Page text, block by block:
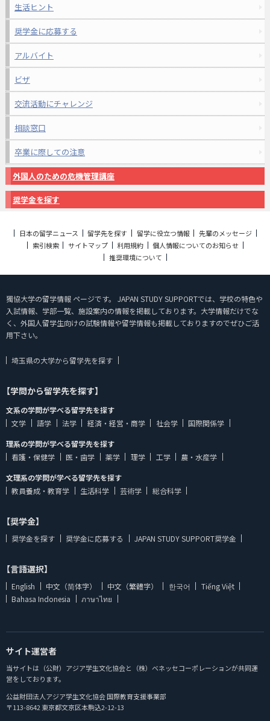
生活ヒント
奨学金に応募する
アルバイト
ビザ
交流活動にチャレンジ
相談窓口
卒業に際しての注意
外国人のための危機管理講座
奨学金を探す
日本の留学ニュース 留学先を探す 留学に役立つ情報
先輩のメッセージ
索引検索
サイトマップ 利用規約
個人情報についてのお知らせ
推奨環境について
獨協大学の留学情報 ページです。 JAPAN STUDY SUPPORTでは、学校の特色や
入試情報、学部一覧、施設案内の情報を掲載しております。大学情報だけでな
く、外国人留学生向けの試験情報や留学情報も掲載しておりますのでぜひご活
用下さい。
埼玉県の大学から留学先を探す
【学問から留学先を探す】
文系の学問が学べる留学先を探す
文学
語学 法学 経済・経営・商学 社会学
国際関係学
理系の学問が学べる留学先を探す
看護・保健学
医・歯学 薬学 理学 工学
農・水産学
文理系の学問が学べる留学先を探す
教員養成・教育学
生活科学 芸術学 総合科学
【奨学金】
奨学金を探す 奨学金に応募する JAPAN STUDY SUPPORT奨学金
【言語選択】
English 中文（简体字） 中文（繁體字） 한국어
Tiếng Việt
Bahasa Indonesia
ภาษาไทย
サイト運営者
当サイトは（公財）アジア学生文化協会と（株）ベネッセコーポレーションが共同運
営をしております。
公益財団法人アジア学生文化協会 国際教育支援事業部
〒113-8642 東京都文京区本駒込2-12-13